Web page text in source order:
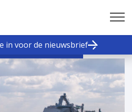
in voor de nieuwsbrief